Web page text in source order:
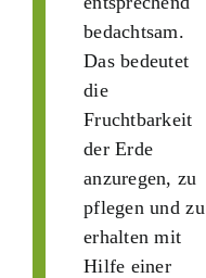
bedachtsam.
Das bedeutet
die
Fruchtbarkeit
der Erde
anzuregen, zu
pflegen und zu
erhalten mit
Hilfe einer